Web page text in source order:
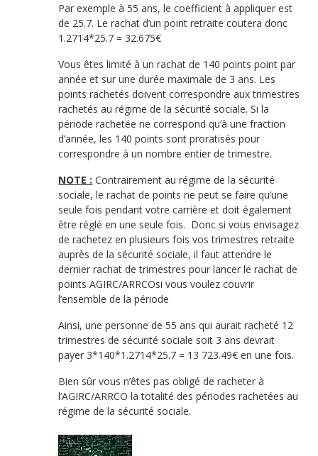
Par exemple à 55 ans, le coefficient à appliquer est
de 25.7. Le rachat d’un point retraite coutera donc
1.2714*25.7 = 32.675€
Vous êtes limité à un rachat de 140 points point par
année et sur une durée maximale de 3 ans. Les
points rachetés doivent correspondre aux trimestres
rachetés au régime de la sécurité sociale. Si la
période rachetée ne correspond qu’à une fraction
d’année, les 140 points sont proratisés pour
correspondre à un nombre entier de trimestre.
NOTE : Contrairement au régime de la sécurité
sociale, le rachat de points ne peut se faire qu’une
seule fois pendant votre carrière et doit également
être réglé en une seule fois. Donc si vous envisagez
de rachetez en plusieurs fois vos trimestres retraite
auprès de la sécurité sociale, il faut attendre le
dernier rachat de trimestres pour lancer le rachat de
points AGIRC/ARRCOsi vous voulez couvrir
l’ensemble de la période
Ainsi, une personne de 55 ans qui aurait racheté 12
trimestres de sécurité sociale soit 3 ans devrait
payer 3*140*1.2714*25.7 = 13 723.49€ en une fois.
Bien sûr vous n’êtes pas obligé de racheter à
l’AGIRC/ARRCO la totalité des périodes rachetées au
régime de la sécurité sociale.